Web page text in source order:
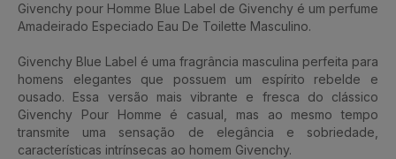
Givenchy pour Homme Blue Label de Givenchy é um perfume
Amadeirado Especiado Eau De Toilette Masculino.
Givenchy Blue Label é uma fragrância masculina perfeita para
homens elegantes que possuem um espírito rebelde e
ousado. Essa versão mais vibrante e fresca do clássico
Givenchy Pour Homme é casual, mas ao mesmo tempo
transmite uma sensação de elegância e sobriedade,
características intrínsecas ao homem Givenchy.